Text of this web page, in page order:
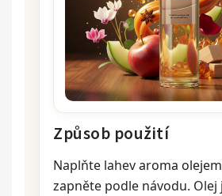
Způsob použití
Naplňte lahevaroma
zapněte podle návodu. Olej